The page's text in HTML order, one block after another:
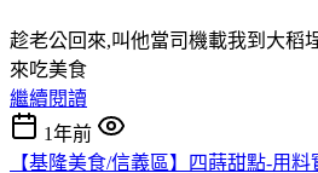
趁老公回來,叫他當司機載我到大稻
來吃美食
繼續閱讀
1年前
【基隆美食/信義區】四蒔甜點-用